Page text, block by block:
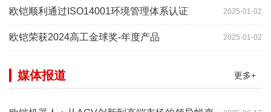
2025-01-02
欧铠顺利通过ISO14001环境管理体系认证
2025-01-02
欧铠荣获2024高工金球奖-年度产品
更多+
媒体报道